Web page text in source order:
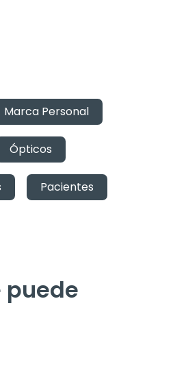
Marca Personal
Ópticos
Pacientes
puede